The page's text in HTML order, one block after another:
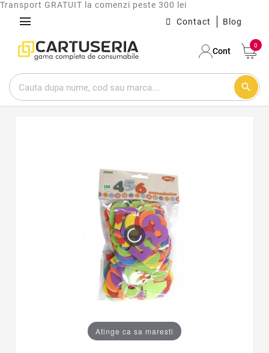
Transport GRATUIT la comenzi peste 300 lei
menu Contact Blog
Cont
0
search
Atinge ca sa maresti